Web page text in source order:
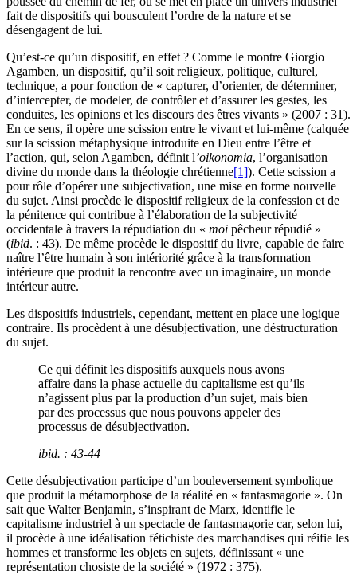
fait de dispositifs qui bousculent l’ordre de la nature et se
désengagent de lui.
Qu’est-ce qu’un dispositif, en effet ? Comme le montre Giorgio
Agamben, un dispositif, qu’il soit religieux, politique, culturel,
technique, a pour fonction de « capturer, d’orienter, de déterminer,
d’intercepter, de modeler, de contrôler et d’assurer les gestes, les
conduites, les opinions et les discours des êtres vivants » (2007 : 31).
En ce sens, il opère une scission entre le vivant et lui-même (calquée
sur la scission métaphysique introduite en Dieu entre l’être et
l’action, qui, selon Agamben, définit l’oikonomia, l’organisation
divine du monde dans la théologie chrétienne[1]). Cette scission a
pour rôle d’opérer une subjectivation, une mise en forme nouvelle
du sujet. Ainsi procède le dispositif religieux de la confession et de
la pénitence qui contribue à l’élaboration de la subjectivité
occidentale à travers la répudiation du « moi pêcheur répudié »
(ibid. : 43). De même procède le dispositif du livre, capable de faire
naître l’être humain à son intériorité grâce à la transformation
intérieure que produit la rencontre avec un imaginaire, un monde
intérieur autre.
Les dispositifs industriels, cependant, mettent en place une logique
contraire. Ils procèdent à une désubjectivation, une déstructuration
du sujet.
Ce qui définit les dispositifs auxquels nous avons
affaire dans la phase actuelle du capitalisme est qu’ils
n’agissent plus par la production d’un sujet, mais bien
par des processus que nous pouvons appeler des
processus de désubjectivation.
ibid. : 43-44
Cette désubjectivation participe d’un bouleversement symbolique
que produit la métamorphose de la réalité en « fantasmagorie ». On
sait que Walter Benjamin, s’inspirant de Marx, identifie le
capitalisme industriel à un spectacle de fantasmagorie car, selon lui,
il procède à une idéalisation fétichiste des marchandises qui réifie les
hommes et transforme les objets en sujets, définissant « une
représentation chosiste de la société » (1972 : 375).